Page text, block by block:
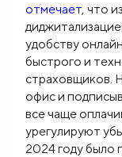
отмечает, что
удобству
быстрого и
страховщиков.
офис и
все чаще
урегулируют
2024 году было